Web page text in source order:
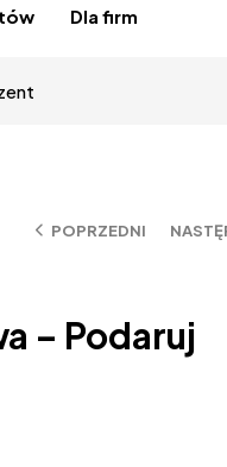
Dla firm
POPRZEDNI
– Podaruj